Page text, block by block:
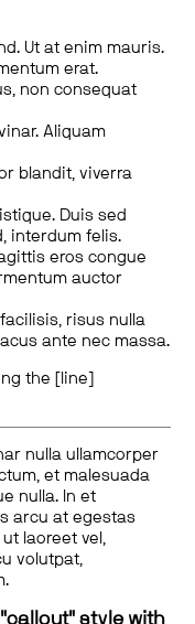
Ut at enim mauris.
erat.
non consequat
Aliquam
blandit, viverra
Duis sed
interdum felis.
eros congue
auctor
risus nulla
ante nec massa.
the [line]
nulla ullamcorper
et malesuada
nulla. In et
arcu at egestas
laoreet vel,
volutpat,
style with